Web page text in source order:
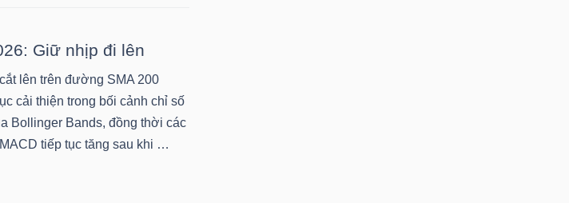
Giữ nhịp đi lên
lên trên đường SMA 200
cải thiện trong bối cảnh chỉ số
Bollinger Bands, đồng thời các
tiếp tục tăng sau khi …